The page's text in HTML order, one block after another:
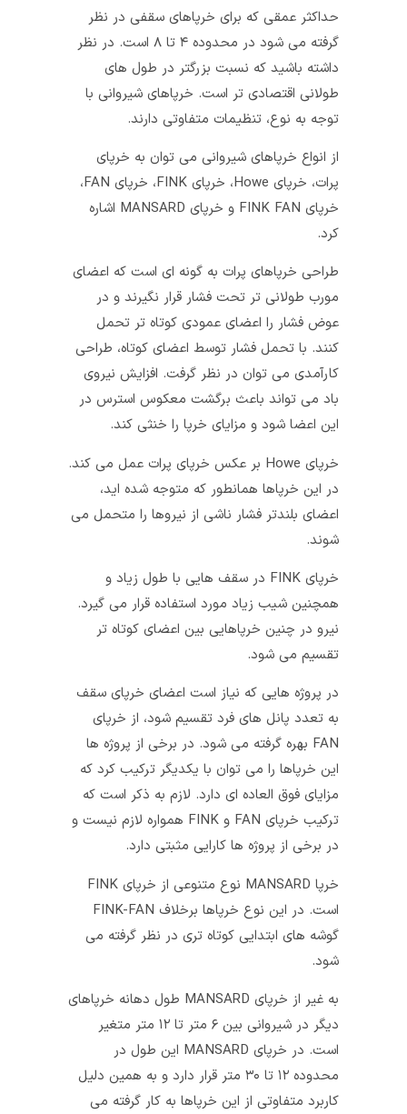
حداکثر عمقی که برای خرپاهای سقفی در نظر
گرفته می‌ شود در محدوده ۴ تا ۸ است. در نظر
داشته باشید که نسبت بزرگتر در طول ‌های
طولانی اقتصادی‌ تر است. خرپاهای شیروانی با
توجه به نوع، تنظیمات متفاوتی دارند.
از انواع خرپاهای شیروانی می‌ توان به خرپای
پرات، خرپای Howe، خرپای FINK، خرپای FAN،
خرپای FINK FAN و خرپای MANSARD اشاره
طراحی خرپاهای پرات به گونه‌ ای است که اعضای
مورب طولانی‌ تر تحت فشار قرار نگیرند و در
عوض فشار را اعضای عمودی کوتاه‌ تر تحمل
کنند. با تحمل فشار توسط اعضای کوتاه، طراحی
کارآمدی می‌ توان در نظر گرفت. افزایش نیروی
باد می‌ تواند باعث برگشت معکوس استرس در
این اعضا شود و مزایای خرپا را خنثی کند.
خرپای Howe بر عکس خرپای پرات عمل می‌ کند.
در این خرپاها همانطور که متوجه شده‌ اید،
اعضای بلندتر فشار ناشی از نیروها را متحمل می‌
خرپای FINK در سقف‌ هایی با طول زیاد و
همچنین شیب زیاد مورد استفاده قرار می‌ گیرد.
نیرو در چنین خرپاهایی بین اعضای کوتاه‌ تر
تقسیم می‌ شود.
در پروژه‌ هایی که نیاز است اعضای خرپای سقف
به تعدد پانل‌ های فرد تقسیم شود، از خرپای
FAN بهره گرفته می‌ شود. در برخی از پروژه‌ ها
این خرپاها را می‌ توان با یکدیگر ترکیب کرد که
مزایای فوق‌ العاده‌ ای دارد. لازم به ذکر است که
ترکیب خرپای FAN و FINK همواره لازم نیست و
در برخی از پروژه‌ ها کارایی مثبتی دارد.
خرپا MANSARD نوع متنوعی از خرپای FINK
است. در این نوع خرپاها برخلاف FINK-FAN
گوشه‌ های ابتدایی کوتاه تری در نظر گرفته می‌
به غیر از خرپای MANSARD طول دهانه خرپاهای
دیگر در شیروانی بین ۶ متر تا ۱۲ متر متغیر
است. در خرپای MANSARD این طول در
محدوده ۱۲ تا ۳۰ متر قرار دارد و به همین دلیل
کاربرد متفاوتی از این خرپاها به کار گرفته می‌